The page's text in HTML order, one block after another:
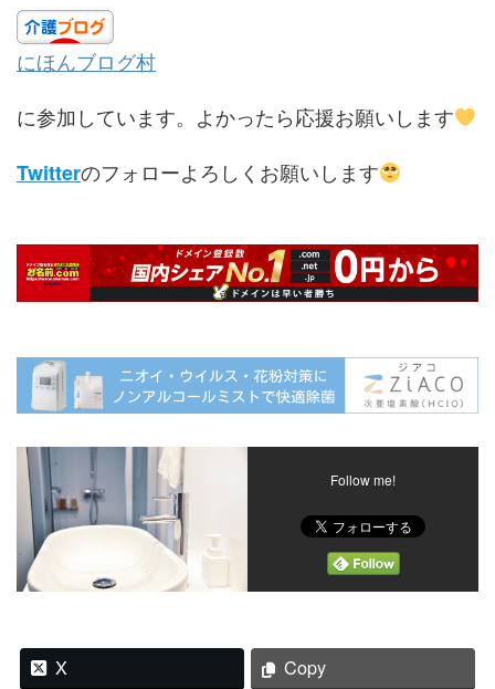
にほんブログ村
に参加しています。よかったら応援お願いします
Twitterのフォローよろしくお願いします
Follow me!
X Copy